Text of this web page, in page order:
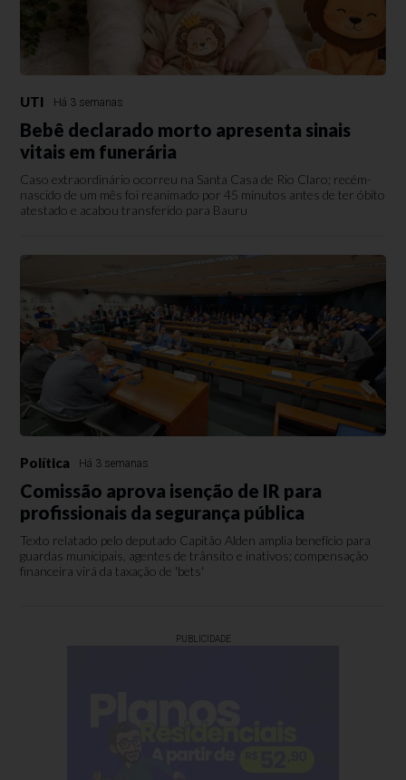
UTI Há 3 semanas
Bebê declarado morto apresenta sinais
vitais em funerária
Caso extraordinário ocorreu na Santa Casa de Rio Claro; recém-
nascido de um mês foi reanimado por 45 minutos antes de ter óbito
atestado e acabou transferido para Bauru
Política Há 3 semanas
Comissão aprova isenção de IR para
profissionais da segurança pública
Texto relatado pelo deputado Capitão Alden amplia benefício para
guardas municipais, agentes de trânsito e inativos; compensação
financeira virá da taxação de 'bets'
PUBLICIDADE